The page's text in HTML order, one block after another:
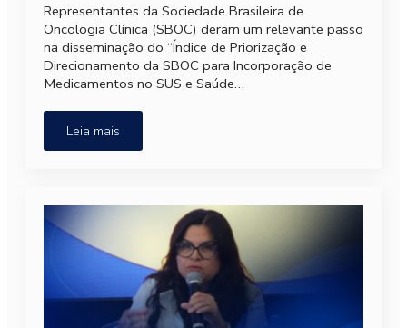
Representantes da Sociedade Brasileira de
Oncologia Clínica (SBOC) deram um relevante passo
na disseminação do “Índice de Priorização e
Direcionamento da SBOC para Incorporação de
Medicamentos no SUS e Saúde…
Leia mais